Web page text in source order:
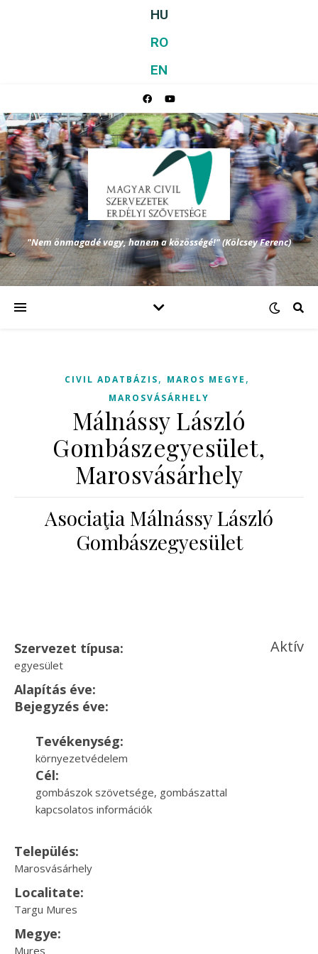
HU
RO
EN
"Nem önmagadé vagy, hanem a közösségé!" (Kölcsey Ferenc)
CIVIL ADATBÁZIS, MAROS MEGYE ,
MAROSVÁSÁRHELY
Málnássy László
Gombászegyesület,
Marosvásárhely
Asociaţia Málnássy László
Gombászegyesület
Szervezet típusa:
egyesület
Aktív
Alapítás éve:
Bejegyzés éve:
Tevékenység:
környezetvédelem
Cél:
gombászok szövetsége, gombászattal
kapcsolatos információk
Település:
Marosvásárhely
Localitate:
Targu Mures
Megye:
Mures